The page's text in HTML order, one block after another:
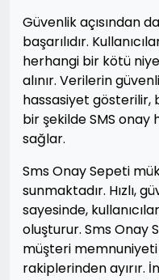
Güvenlik açısından
başarılıdır.
herhangi bir kötü
alınır. Verilerin
hassasiyet gösterilir,
bir şekilde SMS onay
sağlar.
Sms Onay Sepeti
sunmaktadır. Hızlı,
sayesinde,
oluşturur. Sms Onay
müşteri memnuniyeti
rakiplerinden ayırır.